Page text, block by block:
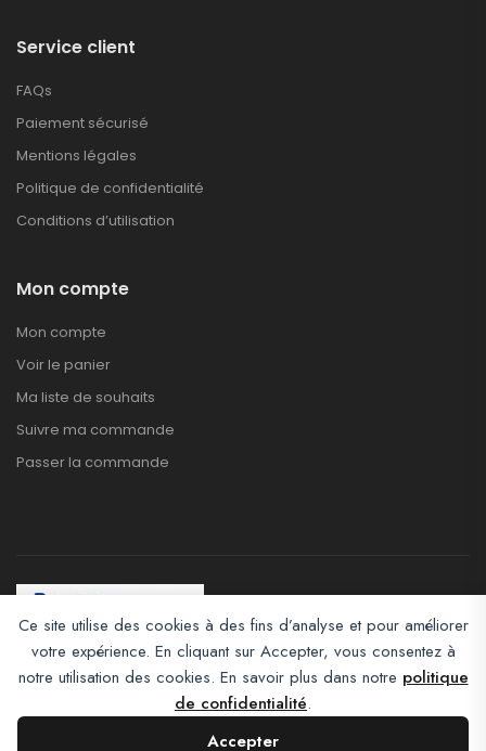
Ce site utilise des cookies à des fins d’analyse et pour améliorer
votre expérience. En cliquant sur Accepter, vous consentez à
notre utilisation des cookies. En savoir plus dans notre politique
de confidentialité.
Accepter
Service client
FAQs
Paiement sécurisé
Mentions légales
Politique de confidentialité
Conditions d’utilisation
Mon compte
Mon compte
Voir le panier
Ma liste de souhaits
Suivre ma commande
Passer la commande
Afroclass eCommerce © 2026. All Rights Reserved